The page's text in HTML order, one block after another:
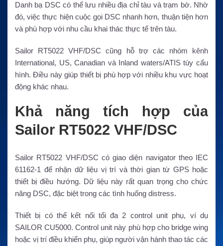
Danh bạ DSC có thể lưu nhiều địa chỉ tàu và trạm bờ. Nhờ
đó, việc thực hiện cuộc gọi DSC nhanh hơn, thuận tiện hơn
và phù hợp với nhu cầu khai thác thực tế trên tàu.
Sailor RT5022 VHF/DSC cũng hỗ trợ các nhóm kênh
International, US, Canadian và Inland waters/ATIS tùy cấu
hình. Điều này giúp thiết bị phù hợp với nhiều khu vực hoạt
động khác nhau.
Khả năng tích hợp của
Sailor RT5022 VHF/DSC
Sailor RT5022 VHF/DSC có giao diện navigator theo IEC
61162-1 để nhận dữ liệu vị trí và thời gian từ GPS hoặc
thiết bị điều hướng. Dữ liệu này rất quan trọng cho chức
năng DSC, đặc biệt trong các tình huống distress.
Thiết bị có thể kết nối tối đa 2 control unit phụ, ví dụ
SAILOR CU5000. Control unit này phù hợp cho bridge wing
hoặc vị trí điều khiển phụ, giúp người vận hành thao tác các